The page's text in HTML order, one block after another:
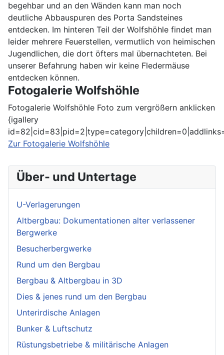
begehbar und an den Wänden kann man noch
deutliche Abbauspuren des Porta Sandsteines
entdecken. Im hinteren Teil der Wolfshöhle findet man
leider mehrere Feuerstellen, vermutlich von heimischen
Jugendlichen, die dort öfters mal übernachteten. Bei
unserer Befahrung haben wir keine Fledermäuse
entdecken können.
Fotogalerie Wolfshöhle
Fotogalerie Wolfshöhle Foto zum vergrößern anklicken
{igallery
Zur Fotogalerie Wolfshöhle
Über- und Untertage
U-Verlagerungen
Altbergbau: Dokumentationen alter verlassener
Bergwerke
Besucherbergwerke
Rund um den Bergbau
Bergbau & Altbergbau in 3D
Dies & jenes rund um den Bergbau
Unterirdische Anlagen
Bunker & Luftschutz
Rüstungsbetriebe & militärische Anlagen